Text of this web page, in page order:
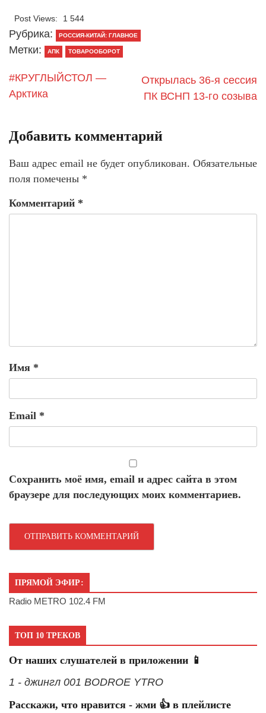
Post Views: 1 544
Рубрика: РОССИЯ-КИТАЙ: ГЛАВНОЕ
Метки: АПК ТОВАРООБОРОТ
#КРУГЛЫЙСТОЛ —
Арктика
Открылась 36-я сессия
ПК ВСНП 13-го созыва
Добавить комментарий
Ваш адрес email не будет опубликован. Обязательные
поля помечены *
Комментарий *
Имя *
Email *
Сохранить моё имя, email и адрес сайта в этом
браузере для последующих моих комментариев.
ПРЯМОЙ ЭФИР:
Radio METRO 102.4 FM
ТОП 10 ТРЕКОВ
От наших слушателей в приложении 📱
1 - джингл 001 BODROE YTRO
Расскажи, что нравится - жми 👍 в плейлисте